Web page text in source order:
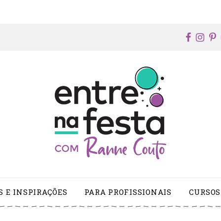
E INSPIRAÇÕES PARA PROFISSIONAIS CURSOS